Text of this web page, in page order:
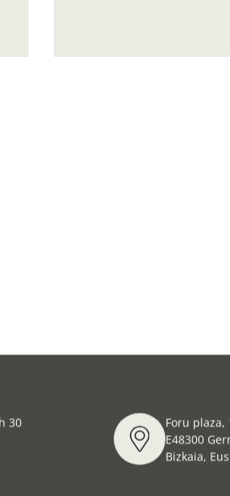
30
Foru plaza,
E48300
Bizkaia,